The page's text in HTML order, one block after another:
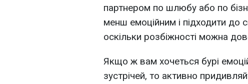
партнером по шлюбу або по
менш емоційним і підходити
оскільки розбіжності можна
Якщо ж вам хочеться бурі
зустрічей, то активно